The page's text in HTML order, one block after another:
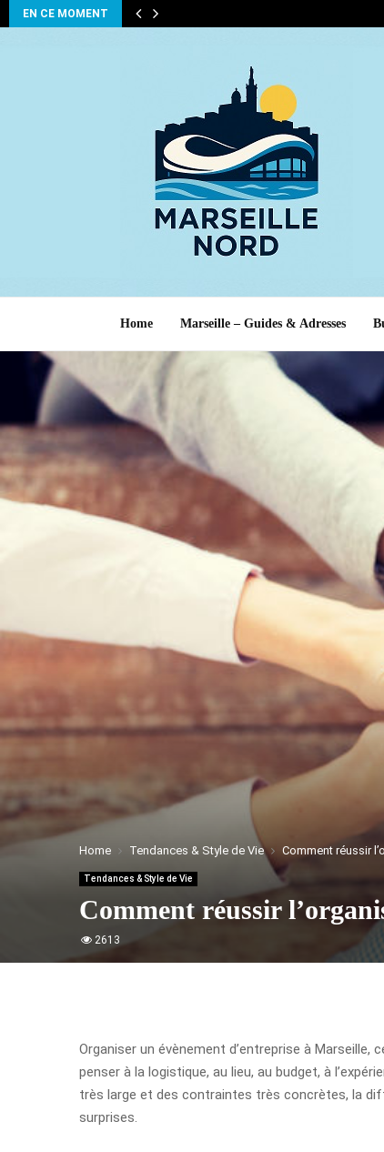
EN CE MOMENT
Home Marseille – Guides & Adresses
Home Tendances & Style de Vie Comment réussir
Tendances & Style de Vie
Comment réussir
2613
Organiser un évènement d’entreprise à
penser à la logistique, au lieu, au budget, à
très large et des contraintes très concrètes, la
surprises.